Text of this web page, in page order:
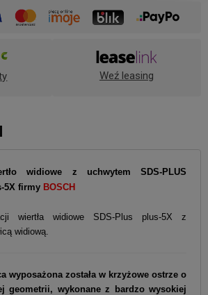
Weź leasing
widiowe z uchwytem SDS-PLUS
5X firmy BOSCH
wiertła widiowe SDS-Plus plus-5X z
widiową.
wyposażona została w krzyżowe ostrze o
geometrii, wykonane z bardzo wysokiej